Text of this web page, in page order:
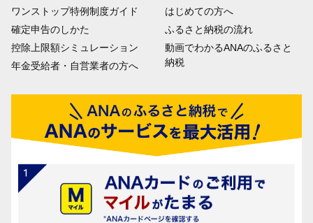
ワンストップ特例制度ガイド
確定申告のしかた
控除上限額シミュレーション
年金受給者・自営業者の方へ
はじめての方へ
ふるさと納税の流れ
動画でわかるANAのふるさと
納税